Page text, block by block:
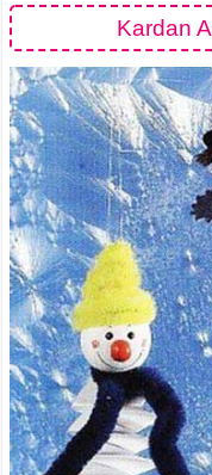
Kardan